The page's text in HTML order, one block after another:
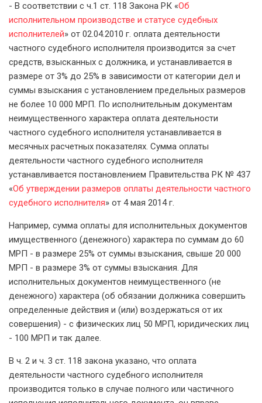
- В соответствии с ч.1 ст. 118 Закона РК «Об
исполнительном производстве и статусе судебных
исполнителей» от 02.04.2010 г. оплата деятельности
частного судебного исполнителя производится за счет
средств, взысканных с должника, и устанавливается в
размере от 3% до 25% в зависимости от категории дел и
суммы взыскания с установлением предельных размеров
не более 10 000 МРП. По исполнительным документам
неимущественного характера оплата деятельности
частного судебного исполнителя устанавливается в
месячных расчетных показателях. Сумма оплаты
деятельности частного судебного исполнителя
устанавливается постановлением Правительства РК № 437
«Об утверждении размеров оплаты деятельности частного
судебного исполнителя» от 4 мая 2014 г.
Например, сумма оплаты для исполнительных документов
имущественного (денежного) характера по суммам до 60
МРП - в размере 25% от суммы взыскания, свыше 20 000
МРП - в размере 3% от суммы взыскания. Для
исполнительных документов неимущественного (не
денежного) характера (об обязании должника совершить
определенные действия и (или) воздержаться от их
совершения) - с физических лиц 50 МРП, юридических лиц
- 100 МРП и так далее.
В ч. 2 и ч. 3 ст. 118 закона указано, что оплата
деятельности частного судебного исполнителя
производится только в случае полного или частичного